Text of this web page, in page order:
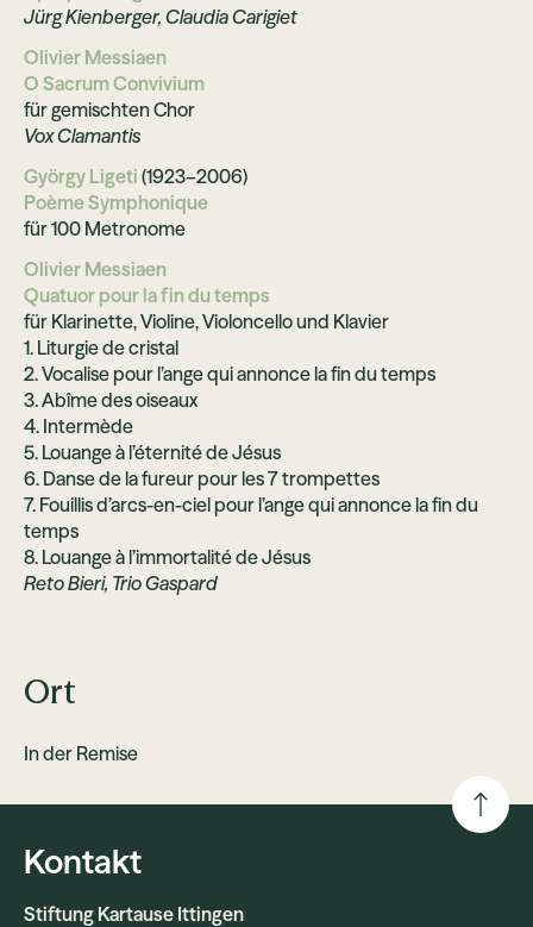
Jürg Kienberger, Claudia Carigiet
Olivier Messiaen
O Sacrum Convivium
für gemischten Chor
Vox Clamantis
György Ligeti (1923–2006)
Poème Symphonique
für 100 Metronome
Olivier Messiaen
Quatuor pour la fin du temps
für Klarinette, Violine, Violoncello und Klavier
1. Liturgie de cristal
2. Vocalise pour l’ange qui annonce la fin du temps
3. Abîme des oiseaux
4. Intermède
5. Louange à l’éternité de Jésus
6. Danse de la fureur pour les 7 trompettes
7. Fouillis d’arcs-en-ciel pour l’ange qui annonce la fin du
temps
8. Louange à l’immortalité de Jésus
Reto Bieri, Trio Gaspard
Ort
In der Remise
Kontakt
Stiftung Kartause Ittingen